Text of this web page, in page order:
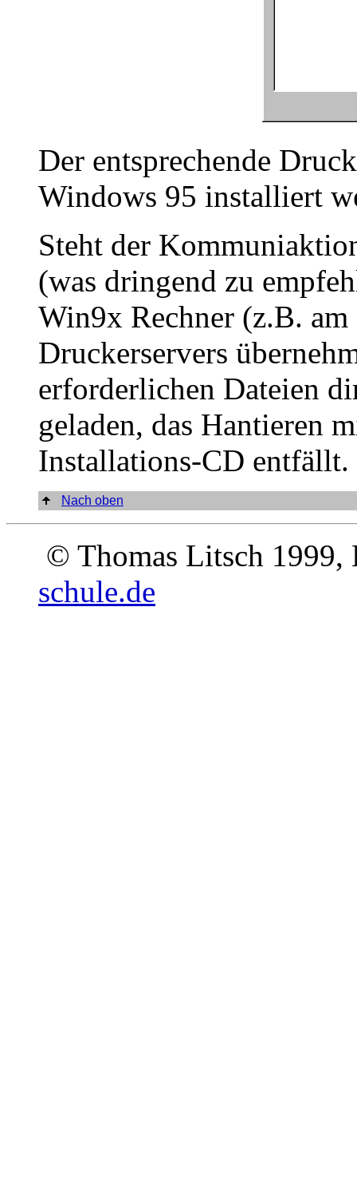
Der entsprechende
Windows 95 installiert
Steht der
(was dringend zu
Win9x Rechner (z.B.
Druckerservers
erforderlichen Dateien
geladen, das Hantieren
Installations-CD entfällt.
Nach oben
© Thomas Litsch
schule.de